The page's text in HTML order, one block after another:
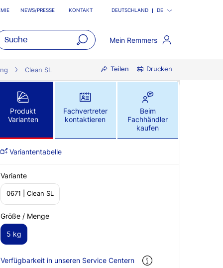
NEWS/PRESSE KONTAKT DEUTSCHLAND DE
Mein Remmers
Clean SL Teilen Drucken
Produkt
Varianten
Fachvertreter
kontaktieren
Beim
Fachhändler
kaufen
Variantentabelle
Variante
0671 | Clean SL
Größe / Menge
5 kg
Verfügbarkeit in unseren Service Centern